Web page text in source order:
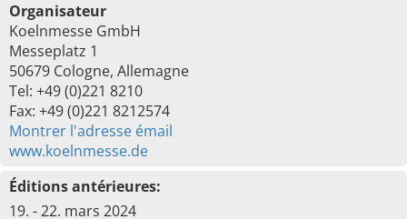
Organisateur
Koelnmesse GmbH
Messeplatz 1
50679 Cologne, Allemagne
Tel: +49 (0)221 8210
Fax: +49 (0)221 8212574
Montrer l'adresse émail
www.koelnmesse.de
Éditions antérieures:
19. - 22. mars 2024